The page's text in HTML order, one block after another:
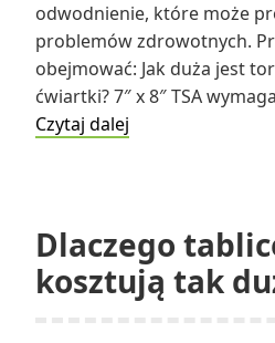
odwodnienie, które może
problemów zdrowotnych.
obejmować: Jak duża jest
ćwiartki? 7″ x 8″ TSA
Czytaj dalej
nie
pijesz
wystarczającej
Dlaczego
kosztują tak